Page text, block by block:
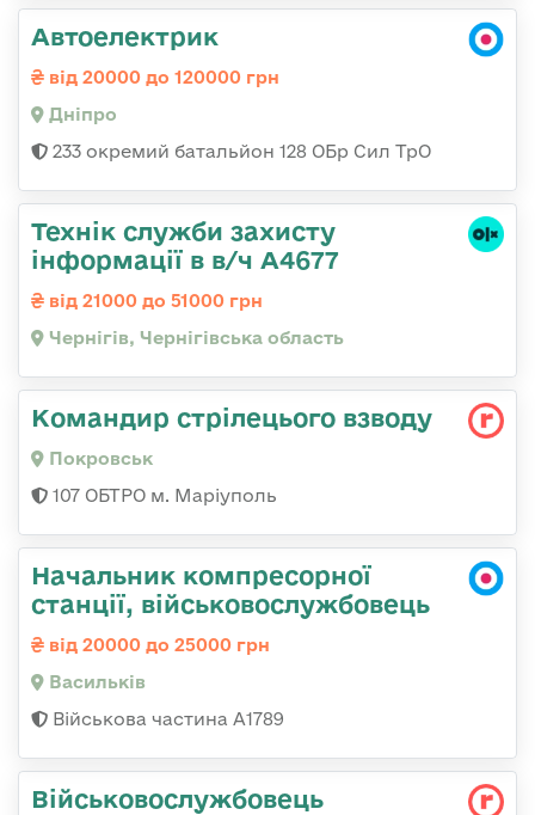
Автоелектрик
від 20000 до 120000 грн
Дніпро
233 окремий батальйон 128 ОБр Сил ТрО
Технік служби захисту
інформації в в/ч А4677
від 21000 до 51000 грн
Чернігів, Чернігівська область
Командир стрілецього взводу
Покровськ
107 ОБТРО м. Маріуполь
Начальник компресорної
станції, військовослужбовець
від 20000 до 25000 грн
Васильків
Військова частина А1789
Військовослужбовець